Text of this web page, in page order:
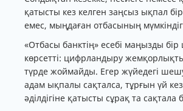
қатысты кез келген заңсыз ықпал
емес, мыңдаған отбасының
«Отбасы банктің» есебі маңызды
көрсетті: цифрландыру
түрде жоймайды. Егер жүйедегі
адам ықпалы сақталса, тұрғын үй
әділдігіне қатысты сұрақ та сақтала